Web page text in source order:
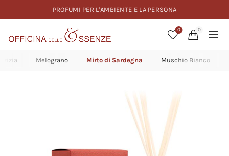
PROFUMI PER L'AMBIENTE E LA PERSONA
0 0
Melograno Mirto di Sardegna Muschio Bianco